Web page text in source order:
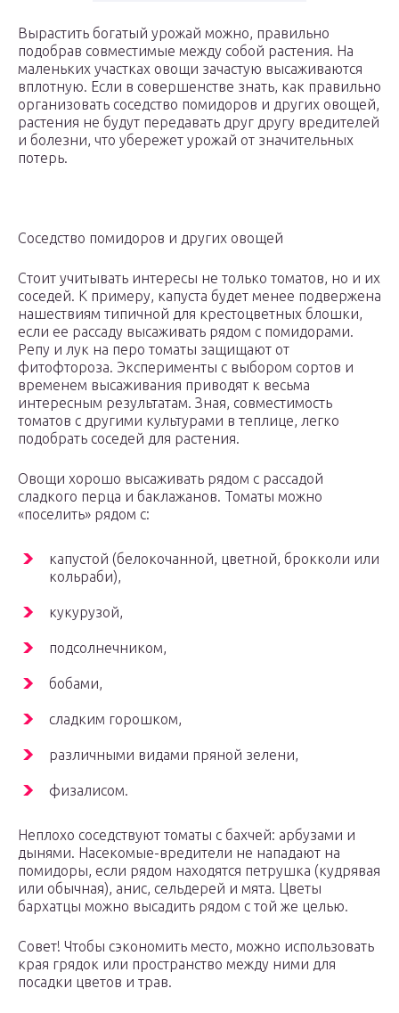
Вырастить богатый урожай можно, правильно
подобрав совместимые между собой растения. На
маленьких участках овощи зачастую высаживаются
вплотную. Если в совершенстве знать, как правильно
организовать соседство помидоров и других овощей,
растения не будут передавать друг другу вредителей
и болезни, что убережет урожай от значительных
потерь.
Соседство помидоров и других овощей
Стоит учитывать интересы не только томатов, но и их
соседей. К примеру, капуста будет менее подвержена
нашествиям типичной для крестоцветных блошки,
если ее рассаду высаживать рядом с помидорами.
Репу и лук на перо томаты защищают от
фитофтороза. Эксперименты с выбором сортов и
временем высаживания приводят к весьма
интересным результатам. Зная, совместимость
томатов с другими культурами в теплице, легко
подобрать соседей для растения.
Овощи хорошо высаживать рядом с рассадой
сладкого перца и баклажанов. Томаты можно
«поселить» рядом с:
капустой (белокочанной, цветной, брокколи или
кольраби),
кукурузой,
подсолнечником,
бобами,
сладким горошком,
различными видами пряной зелени,
физалисом.
Неплохо соседствуют томаты с бахчей: арбузами и
дынями. Насекомые-вредители не нападают на
помидоры, если рядом находятся петрушка (кудрявая
или обычная), анис, сельдерей и мята. Цветы
бархатцы можно высадить рядом с той же целью.
Совет! Чтобы сэкономить место, можно использовать
края грядок или пространство между ними для
посадки цветов и трав.